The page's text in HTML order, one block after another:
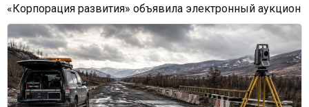
«Корпорация развития» объявила электронный аукцион